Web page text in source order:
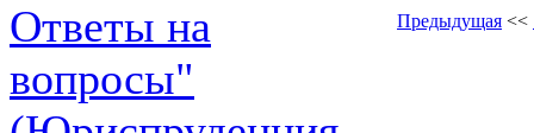
Ответы на
вопросы"
Предыдущая <<